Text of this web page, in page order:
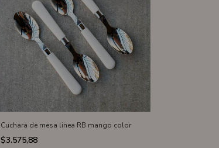
Cuchara de mesa linea RB mango color
$3.575,88